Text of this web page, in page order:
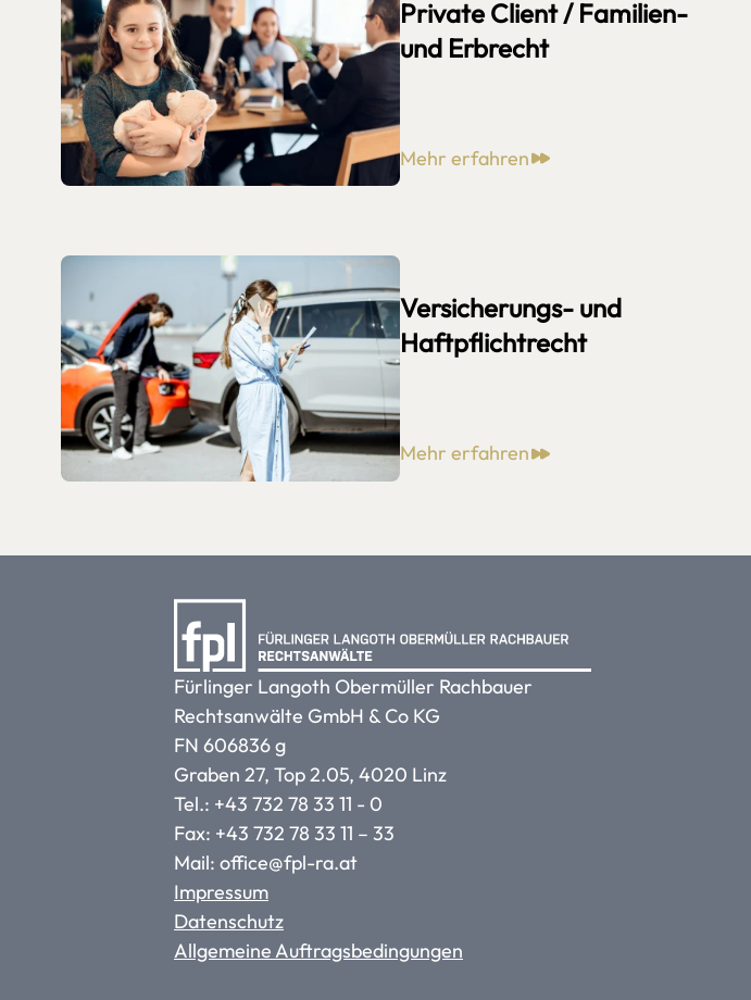
Private Client / Familien-
und Erbrecht
Mehr erfahren
Versicherungs- und
Haftpflichtrecht
Mehr erfahren
Fürlinger Langoth Obermüller Rachbauer
Rechtsanwälte GmbH & Co KG
FN 606836 g
Graben 27, Top 2.05, 4020 Linz
Tel.: +43 732 78 33 11 - 0
Fax: +43 732 78 33 11 – 33
Mail: office@fpl-ra.at
Impressum
Datenschutz
Allgemeine Auftragsbedingungen